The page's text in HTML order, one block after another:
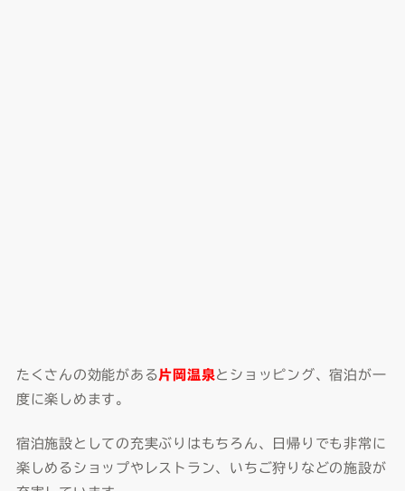
たくさんの効能がある片岡温泉とショッピング、宿泊が一
度に楽しめます。
宿泊施設としての充実ぶりはもちろん、日帰りでも非常に
楽しめるショップやレストラン、いちご狩りなどの施設が